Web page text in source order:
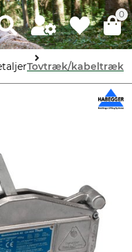
0
Tovtræk/kabeltræk